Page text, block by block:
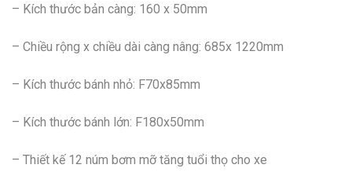
– Kích thước bản càng: 160 x 50mm
– Chiều rộng x chiều dài càng nâng: 685x 1220mm
– Kích thước bánh nhỏ: F70x85mm
– Kích thước bánh lớn: F180x50mm
– Thiết kế 12 núm bơm mỡ tăng tuổi thọ cho xe